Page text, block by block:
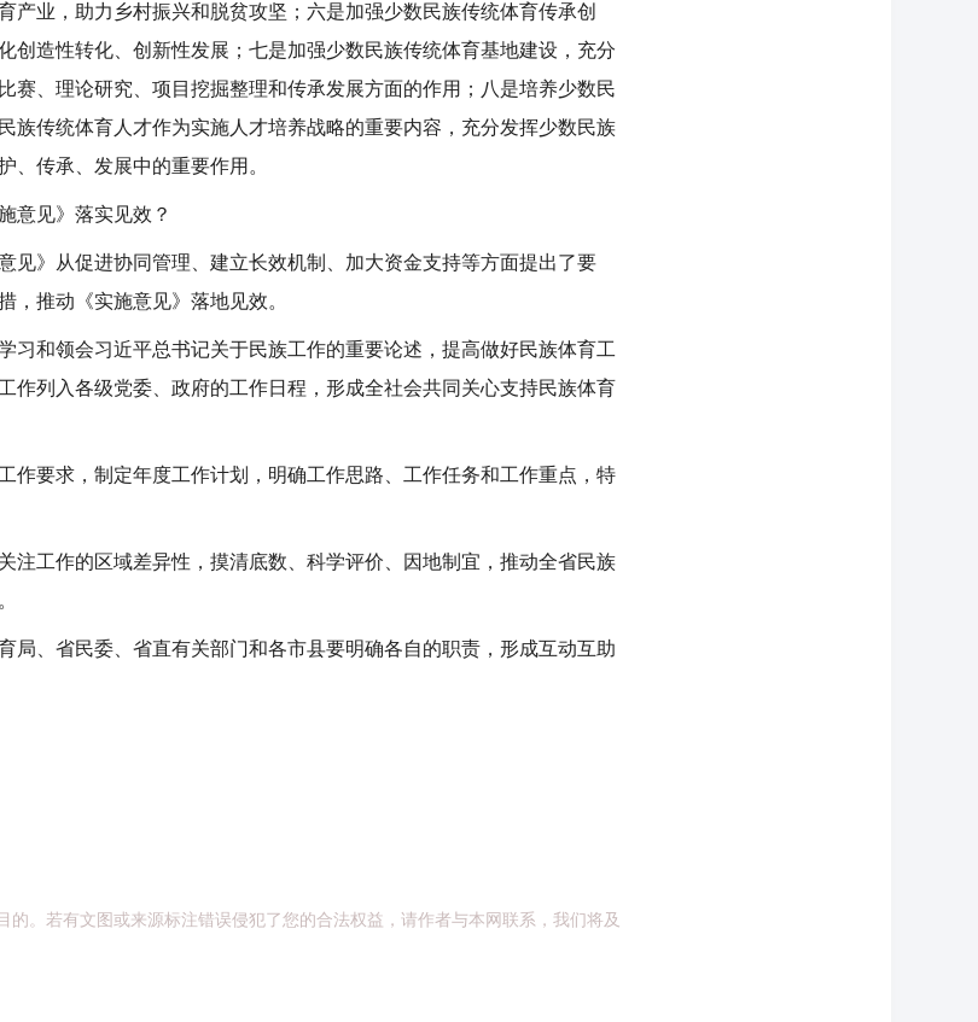
产业，助力乡村振兴和脱贫攻坚；六是加强少数民族传统体育传承创
创造性转化、创新性发展；七是加强少数民族传统体育基地建设，充分
赛、理论研究、项目挖掘整理和传承发展方面的作用；八是培养少数民
族传统体育人才作为实施人才培养战略的重要内容，充分发挥少数民族
、传承、发展中的重要作用。
见》落实见效？
》从促进协同管理、建立长效机制、加大资金支持等方面提出了要
，推动《实施意见》落地见效。
和领会习近平总书记关于民族工作的重要论述，提高做好民族体育工
作列入各级党委、政府的工作日程，形成全社会共同关心支持民族体育
要求，制定年度工作计划，明确工作思路、工作任务和工作重点，特
工作的区域差异性，摸清底数、科学评价、因地制宜，推动全省民族
、省民委、省直有关部门和各市县要明确各自的职责，形成互动互助
的。若有文图或来源标注错误侵犯了您的合法权益，请作者与本网联系，我们将及